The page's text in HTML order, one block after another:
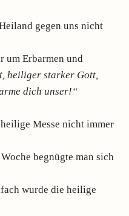
gegen uns nicht
um Erbarmen und
heiliger starker Gott,
dich unser!“
Messe nicht immer
begnügte man sich
wurde die heilige